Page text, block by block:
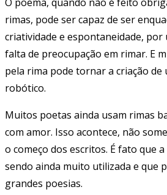
rimas, pode ser capaz de ser
criatividade e espontaneidade, por
falta de preocupação em rimar. E
pela rima pode tornar a criação de
robótico.
Muitos poetas ainda usam rimas
com amor. Isso acontece, não
o começo dos escritos. É fato que a
sendo ainda muito utilizada e que
grandes poesias.